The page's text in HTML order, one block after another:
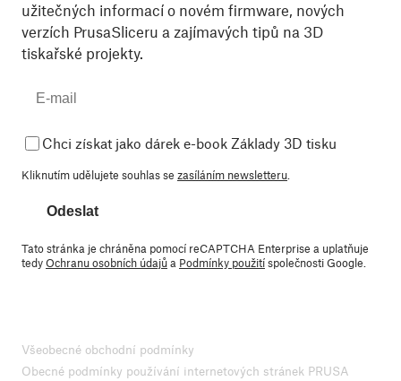
užitečných informací o novém firmware, nových
verzích PrusaSliceru a zajímavých tipů na 3D
tiskařské projekty.
Chci získat jako dárek e-book Základy 3D tisku
Kliknutím udělujete souhlas se zasíláním newsletteru.
Odeslat
Tato stránka je chráněna pomocí reCAPTCHA Enterprise a uplatňuje
tedyOchranu osobních údajůa Podmínky použitíspolečnosti Google.
Všeobecné obchodní podmínky
Obecné podmínky používání internetových stránek PRUSA